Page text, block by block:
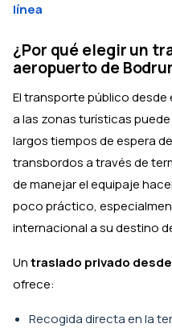
línea
¿Por qué elegir un
aeropuerto de
El transporte público desde
a las zonas turísticas
largos tiempos de espera
transbordos a través de
de manejar el equipaje
poco práctico,
internacional a su destino
Untraslado privado
ofrece:
Recogida directa en la